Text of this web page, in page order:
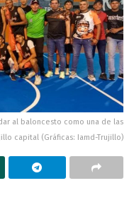
al baloncesto como una de las
capital (Gráficas: Iamd-Trujillo)